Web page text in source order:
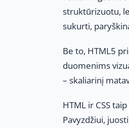
struktūrizuotu,
sukurti,
Be to, HTML5
duomenims
– skaliarinį
HTML ir CSS
Pavyzdžiui,